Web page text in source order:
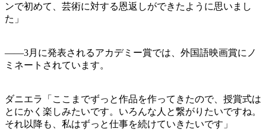
ンで初めて、芸術に対する恩返しができたように思いまし
た」
——3月に発表されるアカデミー賞では、外国語映画賞にノ
ミネートされています。
ダニエラ「ここまでずっと作品を作ってきたので、授賞式は
とにかく楽しみたいです。いろんな人と繋がりたいですね。
それ以降も、私はずっと仕事を続けていきたいです」